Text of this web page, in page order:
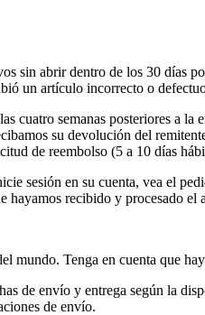
sin abrir dentro de los 30 días
un artículo incorrecto o
cuatro semanas posteriores a
su devolución del
de reembolso (5 a 10 días
sesión en su cuenta, vea el
hayamos recibido y procesado el
mundo. Tenga en cuenta que
de envío y entrega según la
de envío.